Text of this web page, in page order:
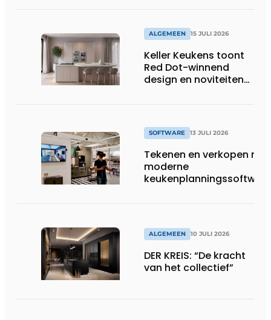
huishoudens, wat
overeenkomt met het
wassen van 22.023.110
voetbalshirts
ALGEMEEN 15 JULI 2026
Keller Keukens toont
Red Dot-winnend
design en noviteiten
SOFTWARE 13 JULI 2026
Tekenen en verkopen met
moderne
keukenplanningssoftware
ALGEMEEN 10 JULI 2026
DER KREIS: “De kracht
van het collectief”